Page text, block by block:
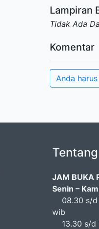
Lampiran
Tidak Ada
Komentar
Anda
JAM BUKA
Senin –
08.30 s/
wib
13.30 s/d